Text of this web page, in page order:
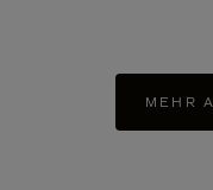
MEHR